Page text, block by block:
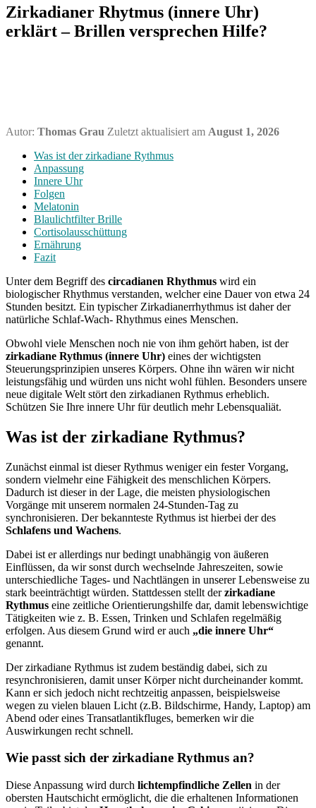
Zirkadianer Rhytmus (innere Uhr)
erklärt – Brillen versprechen Hilfe?
Autor: Thomas Grau Zuletzt aktualisiert am August 1, 2026
Was ist der zirkadiane Rythmus
Anpassung
Innere Uhr
Folgen
Melatonin
Blaulichtfilter Brille
Cortisolausschüttung
Ernährung
Fazit
Unter dem Begriff des circadianen Rhythmus wird ein
biologischer Rhythmus verstanden, welcher eine Dauer von etwa 24
Stunden besitzt. Ein typischer Zirkadianerrhythmus ist daher der
natürliche Schlaf-Wach- Rhythmus eines Menschen.
Obwohl viele Menschen noch nie von ihm gehört haben, ist der
zirkadiane Rythmus (innere Uhr) eines der wichtigsten
Steuerungsprinzipien unseres Körpers. Ohne ihn wären wir nicht
leistungsfähig und würden uns nicht wohl fühlen. Besonders unsere
neue digitale Welt stört den zirkadianen Rythmus erheblich.
Schützen Sie Ihre innere Uhr für deutlich mehr Lebensqualiät.
Was ist der zirkadiane Rythmus?
Zunächst einmal ist dieser Rythmus weniger ein fester Vorgang,
sondern vielmehr eine Fähigkeit des menschlichen Körpers.
Dadurch ist dieser in der Lage, die meisten physiologischen
Vorgänge mit unserem normalen 24-Stunden-Tag zu
synchronisieren. Der bekannteste Rythmus ist hierbei der des
Schlafens und Wachens.
Dabei ist er allerdings nur bedingt unabhängig von äußeren
Einflüssen, da wir sonst durch wechselnde Jahreszeiten, sowie
unterschiedliche Tages- und Nachtlängen in unserer Lebensweise zu
stark beeinträchtigt würden. Stattdessen stellt derzirkadiane
Rythmus eine zeitliche Orientierungshilfe dar, damit lebenswichtige
Tätigkeiten wie z. B. Essen, Trinken und Schlafen regelmäßig
erfolgen. Aus diesem Grund wird er auch „die innere Uhr“
genannt.
Der zirkadiane Rythmus ist zudem beständig dabei, sich zu
resynchronisieren, damit unser Körper nicht durcheinander kommt.
Kann er sich jedoch nicht rechtzeitig anpassen, beispielsweise
wegen zu vielen blauen Licht (z.B. Bildschirme, Handy, Laptop) am
Abend oder eines Transatlantikfluges, bemerken wir die
Auswirkungen recht schnell.
Wie passt sich der zirkadiane Rythmus an?
Diese Anpassung wird durch lichtempfindliche Zellen in der
obersten Hautschicht ermöglicht, die die erhaltenen Informationen